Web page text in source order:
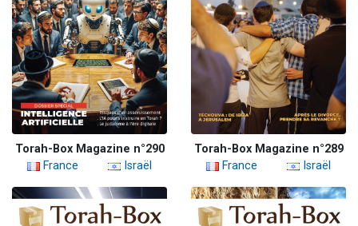
Torah-Box Magazine n°290
France
Israël
Torah-Box Magazine n°289
France
Israël